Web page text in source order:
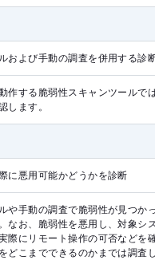
および手動の調査を併用する診
作する脆弱性スキャンツールで
します。
に悪用可能かどうかを診断
や手動の調査で脆弱性が見つか
なお、脆弱性を悪用し、対象シ
際にリモート操作の可否などを
どこまでできるのかまでは調査